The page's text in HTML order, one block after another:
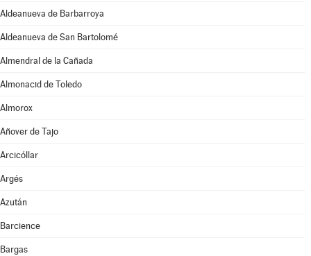
Aldeanueva de Barbarroya
Aldeanueva de San Bartolomé
Almendral de la Cañada
Almonacid de Toledo
Almorox
Añover de Tajo
Arcicóllar
Argés
Azután
Barcience
Bargas